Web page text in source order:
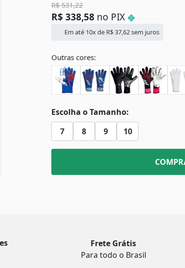
R$531,22
R$ 338,58 no PIX
Em até 10x de R$37,62sem juros
Outras cores:
Escolha o Tamanho:
7
8 9 10
Frete Grátis
Para todo o Brasil